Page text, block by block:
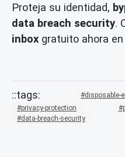
Proteja su identidad,
data breach security.
inbox gratuito ahora
disposable-
privacy-protection
data-breach-security